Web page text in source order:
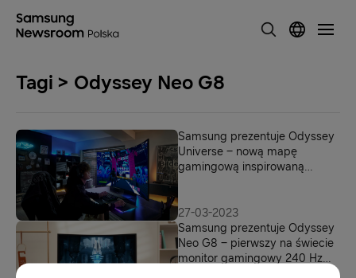
Tagi > Odyssey Neo G8
Samsung prezentuje Odyssey
Universe – nową mapę
gamingową inspirowaną
27-03-2023
Samsung prezentuje Odyssey
Neo G8 – pierwszy na świecie
monitor gamingowy 240 Hz